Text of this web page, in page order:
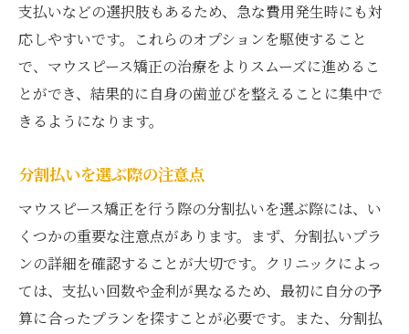
支払いなどの選択肢もあるため、急な費用発生時にも対
応しやすいです。これらのオプションを駆使すること
で、マウスピース矯正の治療をよりスムーズに進めるこ
とができ、結果的に自身の歯並びを整えることに集中で
きるようになります。
分割払いを選ぶ際の注意点
マウスピース矯正を行う際の分割払いを選ぶ際には、い
くつかの重要な注意点があります。まず、分割払いプラ
ンの詳細を確認することが大切です。クリニックによっ
ては、支払い回数や金利が異なるため、最初に自分の予
算に合ったプランを探すことが必要です。また、分割払